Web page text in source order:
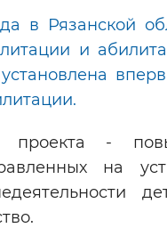
:
в Рязанской
и
проекта -
на